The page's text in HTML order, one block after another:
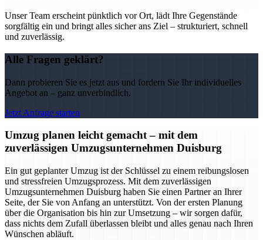
Unser Team erscheint pünktlich vor Ort, lädt Ihre Gegenstände
sorgfältig ein und bringt alles sicher ans Ziel – strukturiert, schnell
und zuverlässig.
Alle Fragen geklärt?
Dann probieren Sie es jetzt aus und fordern Sie Ihr individuelles
Angebot an – ganz unverbindlich.
Jetzt Anfrage starten
Umzug planen leicht gemacht – mit dem
zuverlässigen Umzugsunternehmen Duisburg
Ein gut geplanter Umzug ist der Schlüssel zu einem reibungslosen
und stressfreien Umzugsprozess. Mit dem zuverlässigen
Umzugsunternehmen Duisburg haben Sie einen Partner an Ihrer
Seite, der Sie von Anfang an unterstützt. Von der ersten Planung
über die Organisation bis hin zur Umsetzung – wir sorgen dafür,
dass nichts dem Zufall überlassen bleibt und alles genau nach Ihren
Wünschen abläuft.